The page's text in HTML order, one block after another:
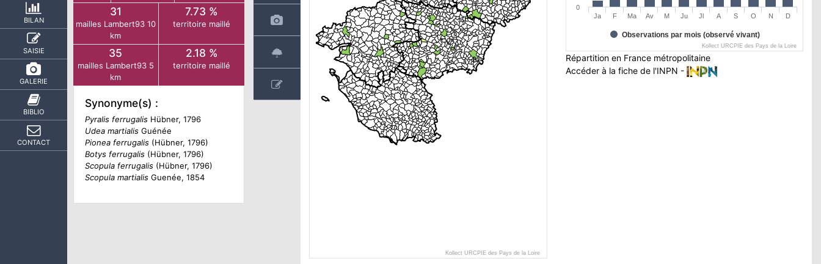
BILAN
SAISIE
GALERIE
BIBLIO
CONTACT
31
mailles Lambert93 10
km
7.73 %
territoire maillé
35
mailles Lambert93 5
km
2.18 %
territoire maillé
Synonyme(s) :
Pyralis ferrugalisHübner, 1796
Udea martialisGuénée
Pionea ferrugalis(Hübner, 1796)
Botys ferrugalis(Hübner, 1796)
Scopula ferrugalis(Hübner, 1796)
Scopula martialisGuenée, 1854
Kollect URCPIE des Pays de la Loire
Observations par mois (observé vivant)
Ja F Ma Av M Ju Jl A S O N D
0
Kollect URCPIE des Pays de la Loire
Répartition en France métropolitaine
Accéder à la fiche de l'INPN -